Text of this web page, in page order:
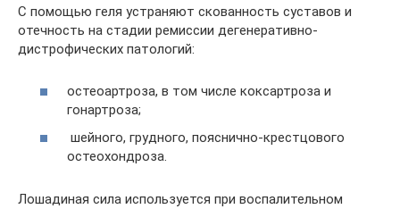
С помощью геля устраняют скованность суставов и
отечность на стадии ремиссии дегенеративно-
дистрофических патологий:
остеоартроза, в том числе коксартроза и
гонартроза;
шейного, грудного, пояснично-крестцового
остеохондроза.
Лошадиная сила используется при воспалительном